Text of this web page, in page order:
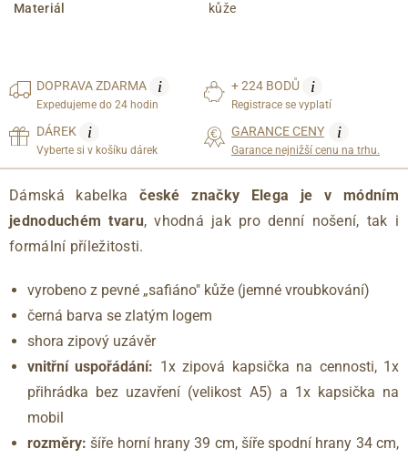
Materiál kůže
DOPRAVAZDARMA i
Expedujeme do 24 hodin
+ 224 BODŮ i
Registrace se vyplatí
DÁREK i
Vyberte si v košíku dárek
GARANCE CENY i
Garance nejnižší cenu na trhu.
Dámská kabelka české značky Elega je v módním
jednoduchém tvaru, vhodná jak pro denní nošení, tak i
formální příležitosti.
vyrobeno z pevné „safiáno" kůže (jemné vroubkování)
černá barva se zlatým logem
shora zipový uzávěr
vnitřní uspořádání: 1x zipová kapsička na cennosti, 1x
přihrádka bez uzavření (velikost A5) a 1x kapsička na
mobil
rozměry: šíře horní hrany 39 cm, šíře spodní hrany 34 cm,